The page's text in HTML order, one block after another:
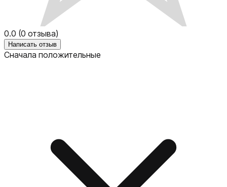
0.0 (0 отзыва)
Написать отзыв
Сначала положительные